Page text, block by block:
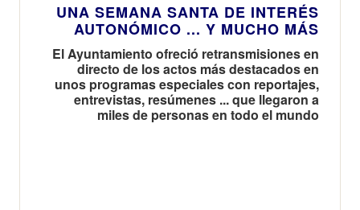
UNA SEMANA SANTA DE INTERÉS
AUTONÓMICO ... Y MUCHO MÁS
El Ayuntamiento ofreció retransmisiones en
directo de los actos más destacados en
unos programas especiales con reportajes,
entrevistas, resúmenes ... que llegaron a
miles de personas en todo el mundo